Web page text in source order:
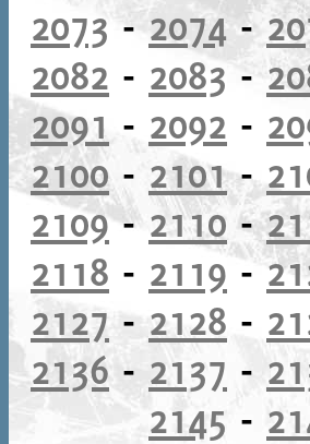
2073 -2074-
2082 - 2083-
2091 - 2092 -
2100- 2101-
2109- 2110-
2118 - 2119-
2127- 2128 -
2136- 2137 -
2145 -